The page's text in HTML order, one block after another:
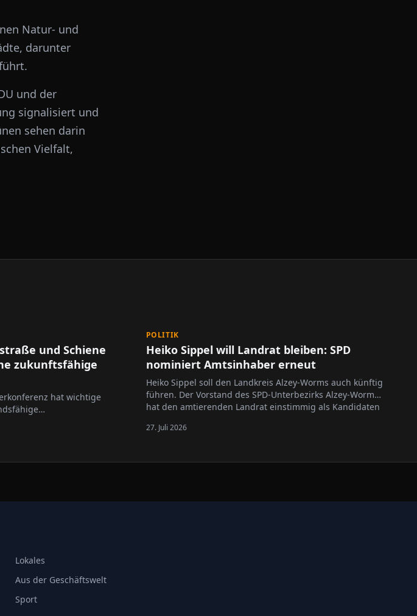
Natur- und
darunter
und der
signalisiert und
sehen darin
Vielfalt,
und Schiene
zukunftsfähige
hat wichtige
POLITIK
Heiko Sippel will Landrat bleiben: SPD
nominiert Amtsinhaber erneut
Heiko Sippel soll den Landkreis Alzey-Worms auch künftig
führen. Der Vorstand des SPD-Unterbezirks Alzey-Worms
hat den amtierenden Landrat einstimmig als Kandidaten
für den 11. April 2027 vorgesehen. Sippel steht seit dem
27. Juli 2026
Lokales
Aus der Geschäftswelt
Sport